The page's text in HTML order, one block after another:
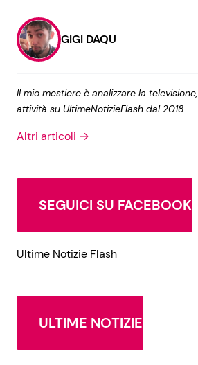
GIGI DAQU
Il mio mestiere è analizzare la
attività su UltimeNotizieFlash dal 2018
Altri articoli →
SEGUICI SU FACEBOOK
Ultime Notizie Flash
ULTIME NOTIZIE